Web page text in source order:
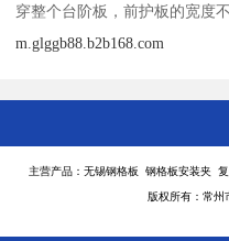
穿整个台阶板，前护板的宽度不
m.glggb88.b2b168.com
主营产品：无锡钢格板 钢格板安装夹
版权所有：常州